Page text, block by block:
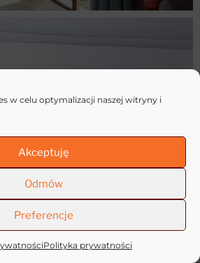
w celu optymalizacji naszej witryny i
Akceptuję
Odmów
Preferencje
Polityka prywatności